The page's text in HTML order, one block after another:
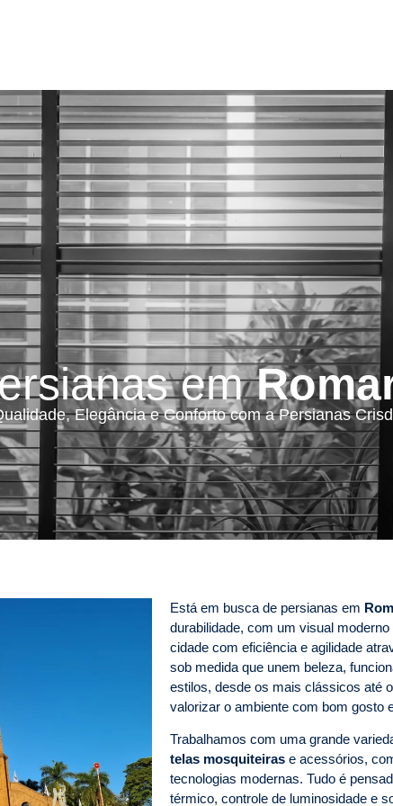
em
Elegância e Conforto com a Persianas
Está em busca de persianas em
durabilidade, com um visual
cidade com eficiência e agilidade
sob medida que unem beleza,
estilos, desde os mais clássicos até
valorizar o ambiente com bom gosto
Trabalhamos com uma grande
telas mosquiteirase acessórios,
tecnologias modernas. Tudo é
térmico, controle de luminosidade e